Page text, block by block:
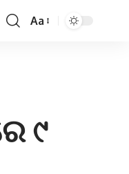
Font
Aa
୯